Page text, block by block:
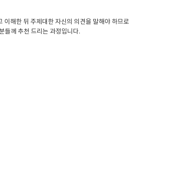
이해한 뒤 주제대한 자신의 의견을 말해야 하므로
들께 추천 드리는 과정입니다.